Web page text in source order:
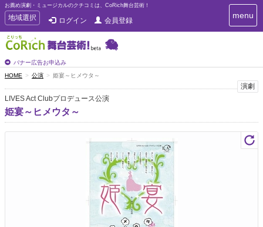
お薦め演劇・ミュージカルのクチコミは、CoRich舞台芸術！
T
o
g
g
e
n
a
v
i
g
地域選択 ログイン 会員登録
バナー広告お申込み
T
o
i
g
menu
HOME 公演 姫宴～ヒメウタ～
演劇
LIVES Act Clubプロデュース公演
姫宴～ヒメウタ～